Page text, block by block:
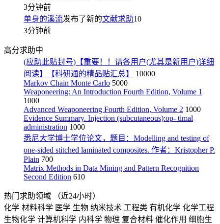
3分钟前
单身的溪流发布了新的文献求助10
3分钟前
高分求助中
(应助此贴封号)【重要！！请各用户(尤其是新用户)详细
阅读】【科研通的精品贴汇总】
10000
Markov Chain Monte Carlo 5000
Weaponeering: An Introduction Fourth Edition, Volume 1
1000
Advanced Weaponeering Fourth Edition, Volume 2 1000
Evidence Summary. Injection (subcutaneous):op- timal
administration 1000
悉尼大学博士学位论文，题目：Modelling and testing of
one-sided stitched laminated composites. 作者：Kristopher P.
Plain 700
Matrix Methods in Data Mining and Pattern Recognition
Second Edition 610
热门求助领域
（近24小时）
化学 材料科学 医学 生物 纳米技术 工程类 有机化学 化学工程
生物化学 计算机科学 内科学 物理 复合材料 催化作用 细胞生